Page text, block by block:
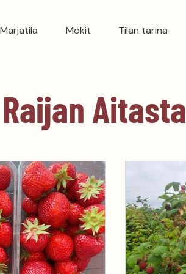
Marjatila Mökit Tilan tarina
Aitasta